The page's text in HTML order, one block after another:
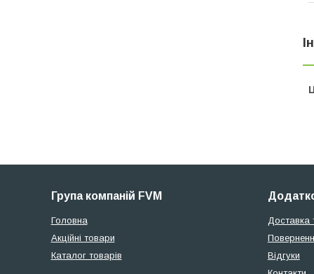
Група компаній FVM
Головна
Акційні товари
Каталог товарів
Доставка
Відгуки